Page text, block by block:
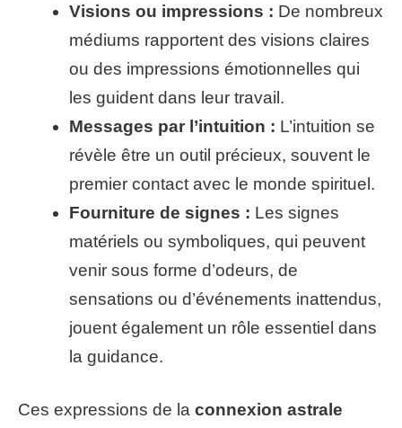
Visions ou impressions : De nombreux
médiums rapportent des visions claires
ou des impressions émotionnelles qui
les guident dans leur travail.
Messages par l’intuition : L’intuition se
révèle être un outil précieux, souvent le
premier contact avec le monde spirituel.
Fourniture de signes : Les signes
matériels ou symboliques, qui peuvent
venir sous forme d’odeurs, de
sensations ou d’événements inattendus,
jouent également un rôle essentiel dans
la guidance.
Ces expressions de la connexion astrale